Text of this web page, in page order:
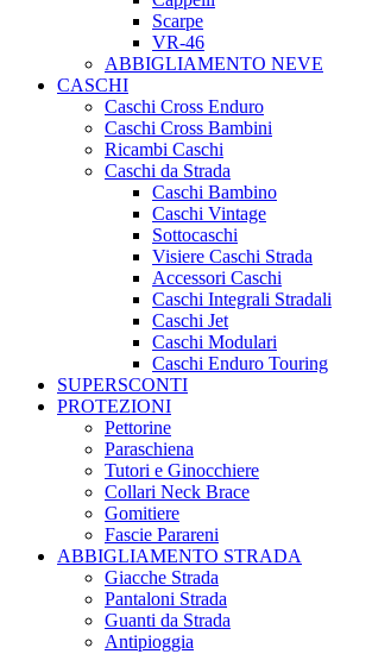
Scarpe
VR-46
ABBIGLIAMENTO NEVE
CASCHI
Caschi Cross Enduro
Caschi Cross Bambini
Ricambi Caschi
Caschi da Strada
Caschi Bambino
Caschi Vintage
Sottocaschi
Visiere Caschi Strada
Accessori Caschi
Caschi Integrali Stradali
Caschi Jet
Caschi Modulari
Caschi Enduro Touring
SUPERSCONTI
PROTEZIONI
Pettorine
Paraschiena
Tutori e Ginocchiere
Collari Neck Brace
Gomitiere
Fascie Parareni
ABBIGLIAMENTO STRADA
Giacche Strada
Pantaloni Strada
Guanti da Strada
Antipioggia